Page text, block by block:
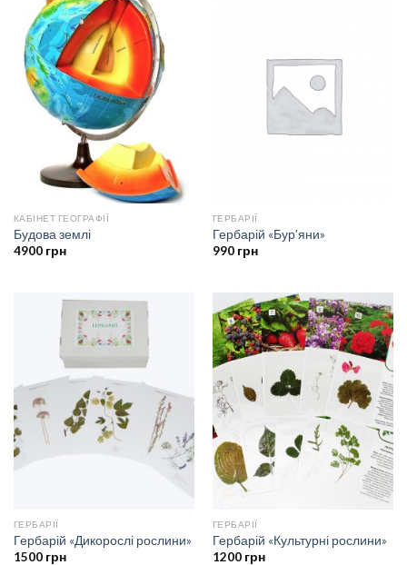
КАБІНЕТ ГЕОГРАФІЇ
Будова землі
4900 грн
ГЕРБАРІЇ
Гербарій «Бур’яни»
990 грн
ГЕРБАРІЇ
Гербарій «Дикорослі рослини»
1500 грн
ГЕРБАРІЇ
Гербарій «Культурні рослини»
1200 грн